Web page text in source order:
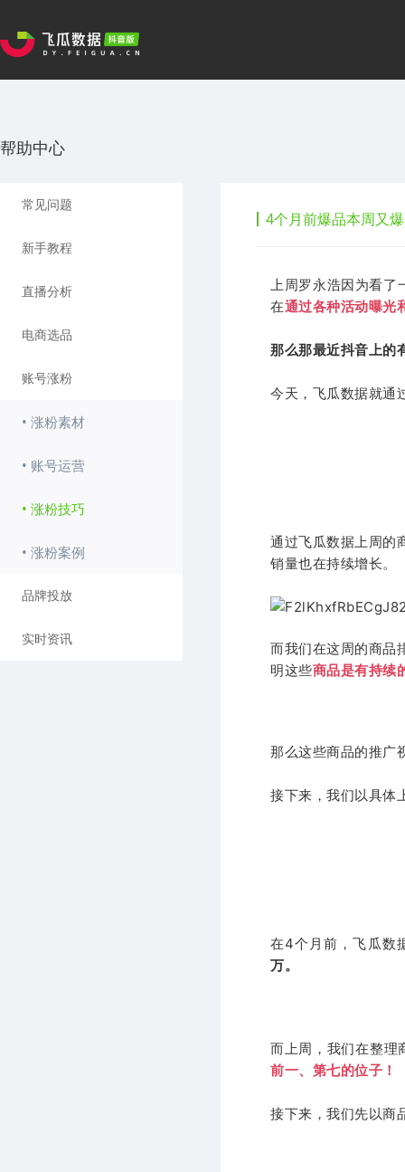
帮助中心
常见问题
新手教程
直播分析
电商选品
账号涨粉
• 涨粉素材
• 账号运营
• 涨粉技巧
• 涨粉案例
品牌投放
实时资讯
4个月前爆品本周又
上周罗永浩因为看了
在通过各种活动曝光
那么那最近抖音上的
今天，飞瓜数据就通
通过飞瓜数据上周的
销量也在持续增长。
而我们在这周的商品
明这些商品是有持续
那么这些商品的推广
接下来，我们以具体
在4个月前，飞瓜数
万。
而上周，我们在整理
前一、第七的位子！
接下来，我们先以商